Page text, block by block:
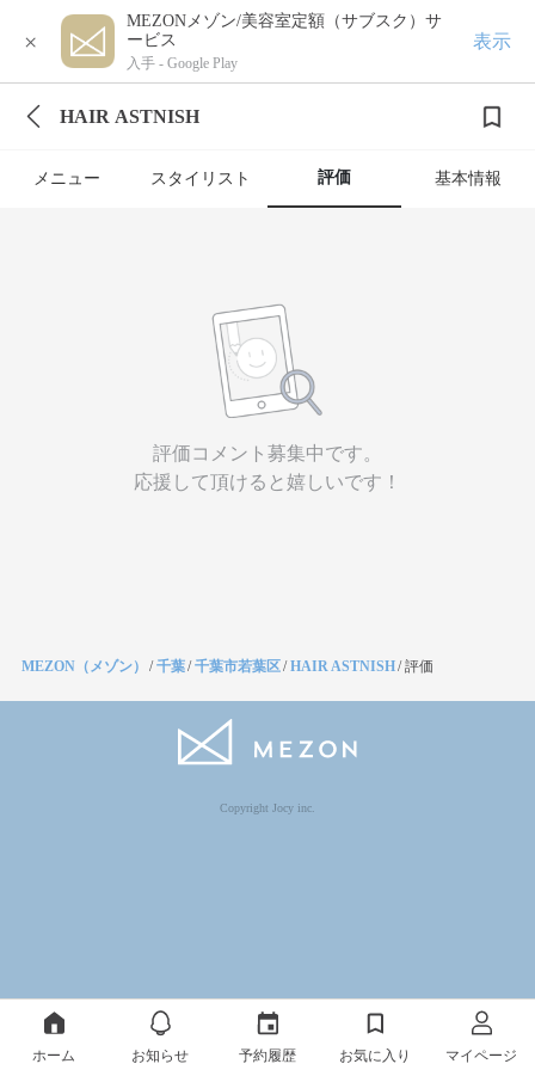
×
MEZONメゾン/美容室定額（サブスク）サ
ービス
入手 - Google Play
表示
HAIR ASTNISH
メニュー スタイリスト 評価 基本情報
評価コメント募集中です。
応援して頂けると嬉しいです！
MEZON（メゾン） /千葉/千葉市若葉区/HAIR ASTNISH/評価
Copyright Jocy inc.
ホーム お知らせ 予約履歴 お気に入り マイページ